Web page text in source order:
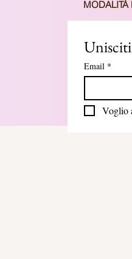
MODALITÀ
Email *
Voglio